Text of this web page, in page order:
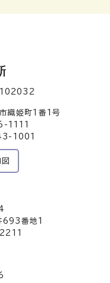
姫町1番1号
1111
1001
693番地1